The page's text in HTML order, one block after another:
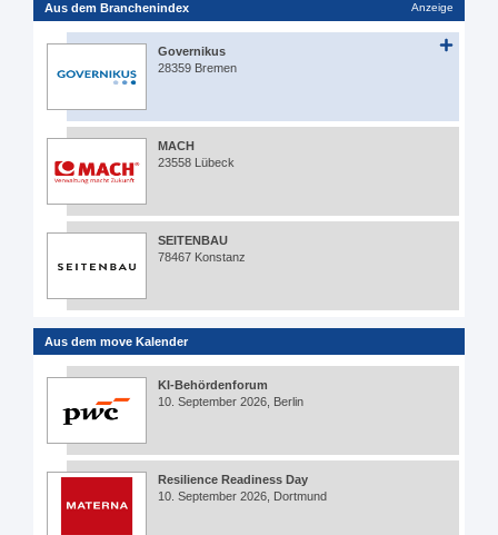
Aus dem Branchenindex Anzeige
Governikus
28359 Bremen
MACH
23558 Lübeck
SEITENBAU
78467 Konstanz
Aus dem move Kalender
KI-Behördenforum
10. September 2026, Berlin
Resilience Readiness Day
10. September 2026, Dortmund